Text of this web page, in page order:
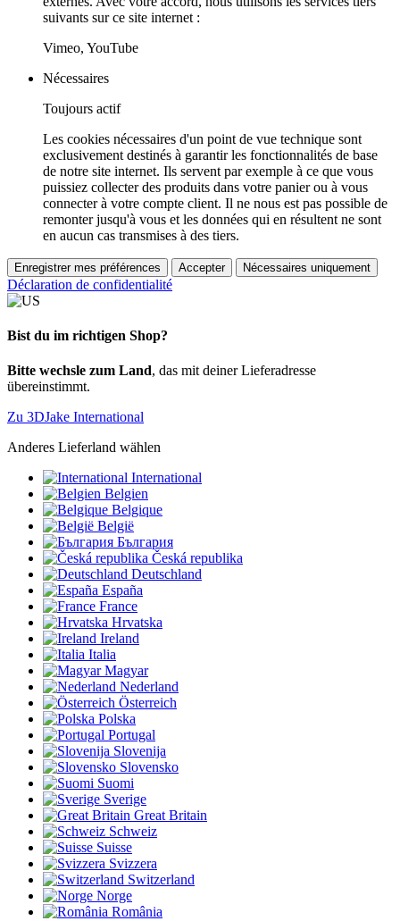
suivants sur ce site internet :
Vimeo, YouTube
Nécessaires
Toujours actif
Les cookies nécessaires d'un point de vue technique sont
exclusivement destinés à garantir les fonctionnalités de base
de notre site internet. Ils servent par exemple à ce que vous
puissiez collecter des produits dans votre panier ou à vous
connecter à votre compte client. Il ne nous est pas possible de
remonter jusqu'à vous et les données qui en résultent ne sont
en aucun cas transmises à des tiers.
Enregistrer mes préférences Accepter Nécessaires uniquement
Déclaration de confidentialité
Bist du im richtigen Shop?
Bitte wechsle zum Land, das mit deiner Lieferadresse
übereinstimmt.
Zu 3DJake International
Anderes Lieferland wählen
International
Belgien
Belgique
België
България
Česká republika
Deutschland
España
France
Hrvatska
Ireland
Italia
Magyar
Nederland
Österreich
Polska
Portugal
Slovenija
Slovensko
Suomi
Sverige
Great Britain
Schweiz
Suisse
Svizzera
Switzerland
Norge
România